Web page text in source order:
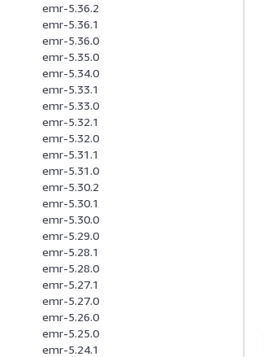
emr-5.36.2
emr-5.36.1
emr-5.36.0
emr-5.35.0
emr-5.34.0
emr-5.33.1
emr-5.33.0
emr-5.32.1
emr-5.32.0
emr-5.31.1
emr-5.31.0
emr-5.30.2
emr-5.30.1
emr-5.30.0
emr-5.29.0
emr-5.28.1
emr-5.28.0
emr-5.27.1
emr-5.27.0
emr-5.26.0
emr-5.25.0
emr-5.24.1